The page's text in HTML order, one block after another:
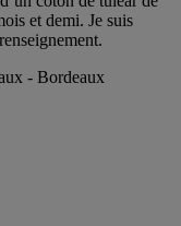
et demi. Je suis
- Bordeaux